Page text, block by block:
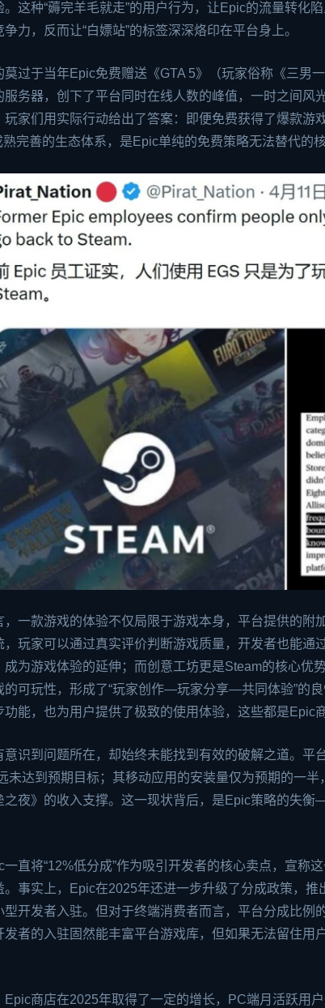
。这种“薅完羊毛就走”的用户行为，让Epic的流量转
力，反而让“白嫖站”的标签深深烙印在平台身上。
莫过于当年Epic免费赠送《GTA 5》（玩家俗称《三男
服务器，创下了平台同时在线人数的峰值，一时之间风
玩家们用实际行动给出了答案：即便免费获得了爆款游
熟完善的生态体系，是Epic单纯的免费策略无法替代的核
，一款游戏的体验不仅局限于游戏本身，平台提供的附
，玩家可以通过真实评价判断游戏质量，开发者也能通
成为游戏体验的延伸；而创意工坊更是Steam的核心优
的可玩性，形成了“玩家创作—玩家分享—共同体验”的
功能，也为用户提供了极致的使用体验，这些都是Epic
意识到问题所在，却始终未能找到有效的破解之道。平
未达到预期目标；其移动应用的安装量仅为预期的一
之夜》的收入支撑。这一现状背后，是Epic策略的失
直将“12%低分成”作为吸引开发者的核心卖点，宣称
。事实上，Epic在2025年还进一步升级了分成政策，推
型开发者入驻。但对于终端消费者而言，平台分成比例
发者的入驻固然能丰富平台游戏库，但如果无法留住用
Epic商店在2025年取得了一定的增长，PC端月活跃用